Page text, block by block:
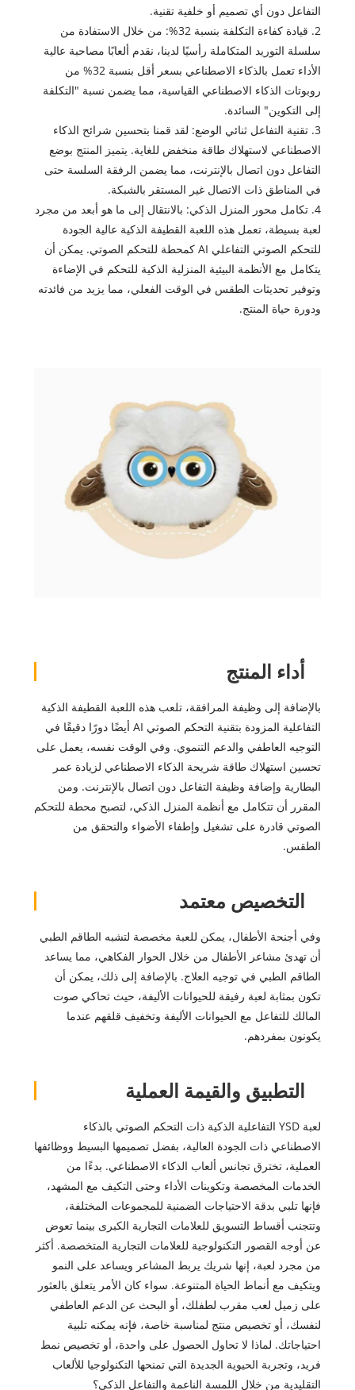
التفاعل دون أي تصميم أو خلفية تقنية.
2. قيادة كفاءة التكلفة بنسبة 32%: من خلال الاستفادة من
سلسلة التوريد المتكاملة رأسيًا لدينا، نقدم ألعابًا مصاحبة عالية
الأداء تعمل بالذكاء الاصطناعي بسعر أقل بنسبة 32% من
روبوتات الذكاء الاصطناعي القياسية، مما يضمن نسبة "التكلفة
إلى التكوين" السائدة.
3. تقنية التفاعل ثنائي الوضع: لقد قمنا بتحسين شرائح الذكاء
الاصطناعي لاستهلاك طاقة منخفض للغاية. يتميز المنتج بوضع
التفاعل دون اتصال بالإنترنت، مما يضمن الرفقة السلسة حتى
في المناطق ذات الاتصال غير المستقر بالشبكة.
4. تكامل محور المنزل الذكي: بالانتقال إلى ما هو أبعد من مجرد
لعبة بسيطة، تعمل هذه اللعبة القطيفة الذكية عالية الجودة
للتحكم الصوتي التفاعلي AI كمحطة للتحكم الصوتي. يمكن أن
يتكامل مع الأنظمة البيئية المنزلية الذكية للتحكم في الإضاءة
وتوفير تحديثات الطقس في الوقت الفعلي، مما يزيد من فائدته
ودورة حياة المنتج.
أداء المنتج
بالإضافة إلى وظيفة المرافقة، تلعب هذه اللعبة القطيفة الذكية
التفاعلية المزودة بتقنية التحكم الصوتي AI أيضًا دورًا دقيقًا في
التوجيه العاطفي والدعم التنموي. وفي الوقت نفسه، يعمل على
تحسين استهلاك طاقة شريحة الذكاء الاصطناعي لزيادة عمر
البطارية وإضافة وظيفة التفاعل دون اتصال بالإنترنت. ومن
المقرر أن تتكامل مع أنظمة المنزل الذكي، لتصبح محطة للتحكم
الصوتي قادرة على تشغيل وإطفاء الأضواء والتحقق من
الطقس.
التخصيص معتمد
وفي أجنحة الأطفال، يمكن للعبة مخصصة لتشبه الطاقم الطبي
أن تهدئ مشاعر الأطفال من خلال الحوار الفكاهي، مما يساعد
الطاقم الطبي في توجيه العلاج. بالإضافة إلى ذلك، يمكن أن
تكون بمثابة لعبة رفيقة للحيوانات الأليفة، حيث تحاكي صوت
المالك للتفاعل مع الحيوانات الأليفة وتخفيف قلقهم عندما
يكونون بمفردهم.
التطبيق والقيمة العملية
لعبة YSD التفاعلية الذكية ذات التحكم الصوتي بالذكاء
الاصطناعي ذات الجودة العالية، بفضل تصميمها البسيط ووظائفها
العملية، تخترق تجانس ألعاب الذكاء الاصطناعي. بدءًا من
الخدمات المخصصة وتكوينات الأداء وحتى التكيف مع المشهد،
فإنها تلبي بدقة الاحتياجات الضمنية للمجموعات المختلفة،
وتتجنب أقساط التسويق للعلامات التجارية الكبرى بينما تعوض
عن أوجه القصور التكنولوجية للعلامات التجارية المتخصصة. أكثر
من مجرد لعبة، إنها شريك يربط المشاعر ويساعد على النمو
ويتكيف مع أنماط الحياة المتنوعة. سواء كان الأمر يتعلق بالعثور
على زميل لعب مقرب لطفلك، أو البحث عن الدعم العاطفي
لنفسك، أو تخصيص منتج لمناسبة خاصة، فإنه يمكنه تلبية
احتياجاتك. لماذا لا تحاول الحصول على واحدة، أو تخصيص نمط
فريد، وتجربة الحيوية الجديدة التي تمنحها التكنولوجيا للألعاب
التقليدية من خلال اللمسة الناعمة والتفاعل الذكي؟